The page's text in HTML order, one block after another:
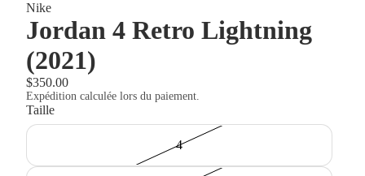
Nike
Jordan 4 Retro Lightning
(2021)
$350.00
Expédition calculée lors du paiement.
Taille
4